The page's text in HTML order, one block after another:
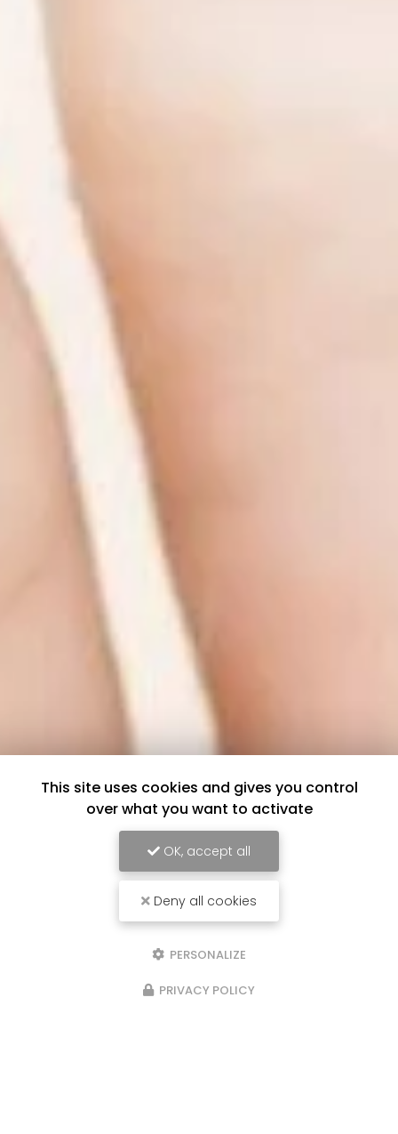
This site uses cookies and gives you control
over what you want to activate
OK, accept all
Deny all cookies
PERSONALIZE
PRIVACY POLICY